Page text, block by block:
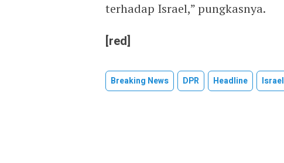
terhadap Israel,” pungkasnya.
[red]
Breaking News DPR Headline Israel